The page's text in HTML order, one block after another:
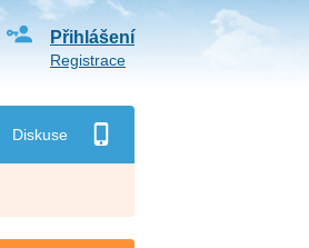
Diskuse
Přihlášení
Registrace